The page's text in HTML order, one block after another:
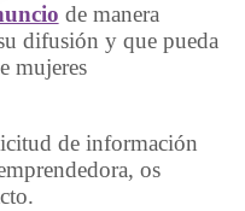
de manera
difusión y que pueda
mujeres
de información
os